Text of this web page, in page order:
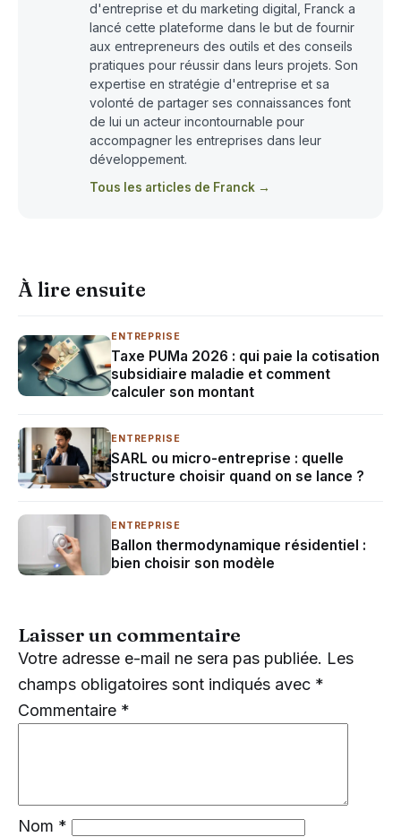
d'entreprise et du marketing digital, Franck a
lancé cette plateforme dans le but de fournir
aux entrepreneurs des outils et des conseils
pratiques pour réussir dans leurs projets. Son
expertise en stratégie d'entreprise et sa
volonté de partager ses connaissances font
de lui un acteur incontournable pour
accompagner les entreprises dans leur
développement.
Tous les articles de Franck →
À lire ensuite
ENTREPRISE
Taxe PUMa 2026 : qui paie la cotisation
subsidiaire maladie et comment
calculer son montant
ENTREPRISE
SARL ou micro-entreprise : quelle
structure choisir quand on se lance ?
ENTREPRISE
Ballon thermodynamique résidentiel :
bien choisir son modèle
Laisser un commentaire
Votre adresse e-mail ne sera pas publiée. Les
champs obligatoires sont indiqués avec *
Commentaire *
Nom *